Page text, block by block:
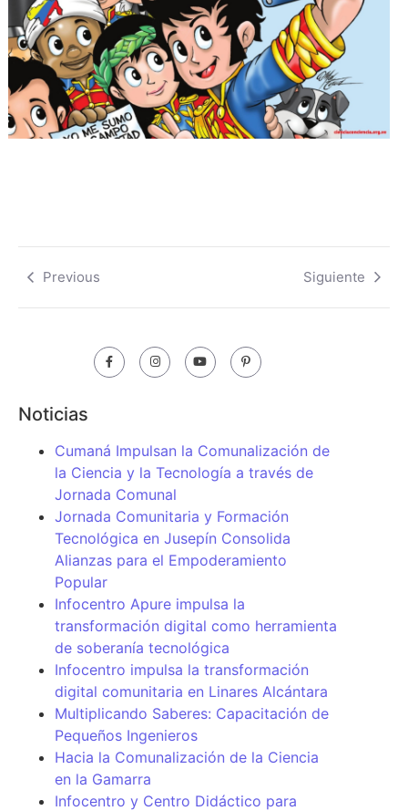
Previous Siguiente
Noticias
Cumaná Impulsan la Comunalización de
la Ciencia y la Tecnología a través de
Jornada Comunal
Jornada Comunitaria y Formación
Tecnológica en Jusepín Consolida
Alianzas para el Empoderamiento
Popular
Infocentro Apure impulsa la
transformación digital como herramienta
de soberanía tecnológica
Infocentro impulsa la transformación
digital comunitaria en Linares Alcántara
Multiplicando Saberes: Capacitación de
Pequeños Ingenieros
Hacia la Comunalización de la Ciencia
en la Gamarra
Infocentro y Centro Didáctico para